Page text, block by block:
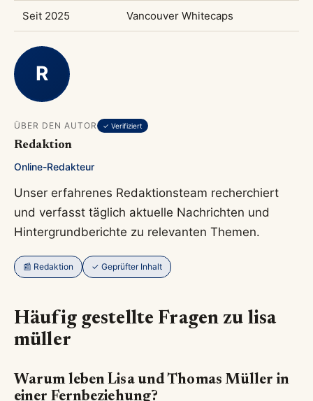
Seit 2025 Vancouver Whitecaps
R
ÜBER DEN AUTOR ✓ Verifiziert
Redaktion
Online-Redakteur
Unser erfahrenes Redaktionsteam recherchiert
und verfasst täglich aktuelle Nachrichten und
Hintergrundberichte zu relevanten Themen.
📰 Redaktion ✓ Geprüfter Inhalt
Häufig gestellte Fragen zu lisa
müller
Warum leben Lisa und Thomas Müller in
einer Fernbeziehung?